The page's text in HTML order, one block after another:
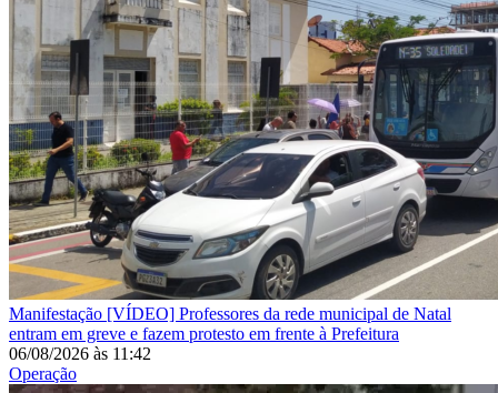
Manifestação [VÍDEO] Professores da rede municipal de Natal
entram em greve e fazem protesto em frente à Prefeitura
06/08/2026 às 11:42
Operação